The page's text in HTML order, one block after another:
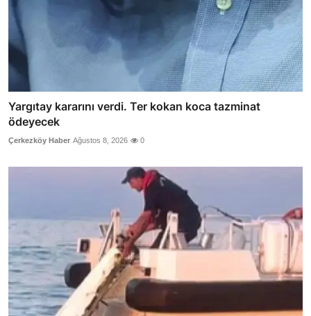
Yargıtay kararını verdi. Ter kokan koca tazminat
ödeyecek
Çerkezköy Haber Ağustos 8, 2026 0